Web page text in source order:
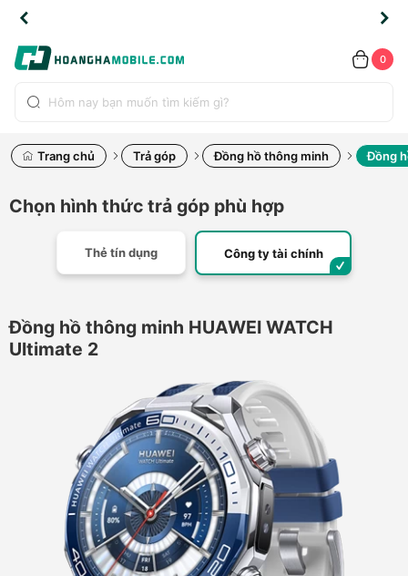
0
Trang chủ Trả góp Đồng hồ thông minh Đồng
Chọn hình thức trả góp phù hợp
Thẻ tín dụng Công ty tài chính
Đồng hồ thông minh HUAWEI WATCH
Ultimate 2